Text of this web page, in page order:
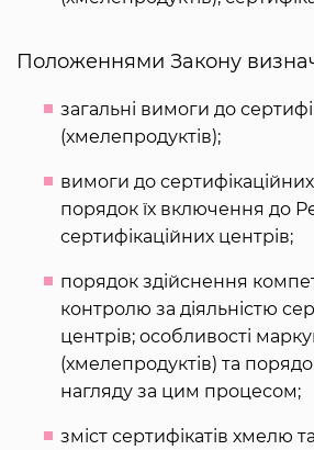
Положеннями Закону
загальні вимоги до
(хмелепродуктів);
вимоги до
порядок їх включення до
сертифікаційних центрів;
порядок здійснення
контролю за діяльністю
центрів; особливості
(хмелепродуктів) та
нагляду за цим процесом;
зміст сертифікатів хмелю